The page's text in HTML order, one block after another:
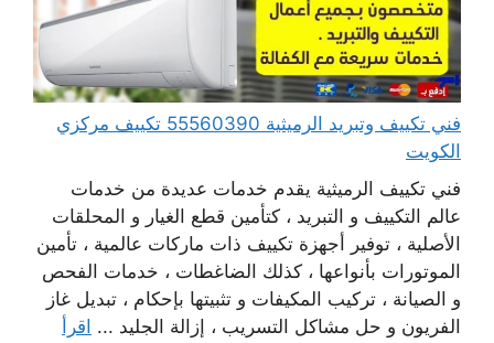
فني تكييف وتبريد الرميثية 55560390 تكييف مركزي
الكويت
فني تكييف الرميثية يقدم خدمات عديدة من خدمات
عالم التكييف و التبريد ، كتأمين قطع الغيار و المحلقات
الأصلية ، توفير أجهزة تكييف ذات ماركات عالمية ، تأمين
الموتورات بأنواعها ، كذلك الضاغطات ، خدمات الفحص
و الصيانة ، تركيب المكيفات و تثبيتها بإحكام ، تبديل غاز
الفريون و حل مشاكل التسريب ، إزالة الجليد ... اقرأ